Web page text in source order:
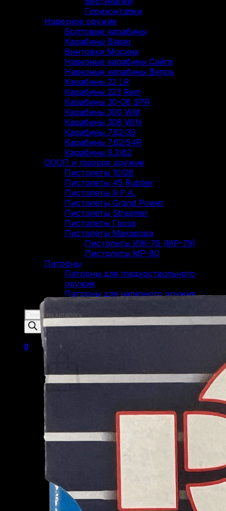
Горизонталки
Нарезное оружие
Болтовые карабины
Карабины Blaser
Винтовки Мосина
Нарезные карабины Сайга
Нарезные карабины Вепрь
Карабины 22 LR
Карабины 223 Rem
Карабины 30-06 SPR
Карабины 300 WM
Карабины 308 WIN
Карабины 7.62/39
Карабины 7.62/54R
Карабины 9.3/62
ОООП и газовое оружие
Пистолеты 10/28
Пистолеты 45 Rubber
Пистолеты 9 Р.А.
Пистолеты Grand Power
Пистолеты Streamer
Пистолеты Гроза
Пистолеты Макарова
Пистолеты ИЖ-79 (МР-79)
Пистолеты МР-80
Патроны
Патроны для гладкоствольного
оружия
Патроны для нарезного оружия
Патроны для ОООП
Поиск
товаров
0
Корзина пуста.
Вернуться в магазин